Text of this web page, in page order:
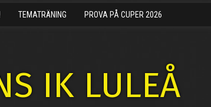
TEMATRÄNING PROVA PÅ CUPER 2026
IK LULEÅ